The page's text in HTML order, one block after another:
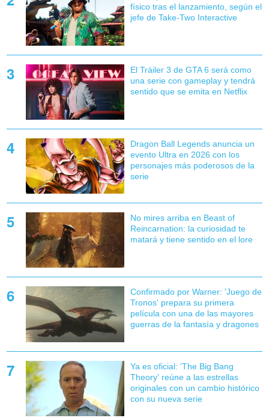
físico tras el lanzamiento, según el
jefe de Take-Two Interactive
El Tráiler 3 de GTA 6 será como
una serie con gameplay y tendrá
sentido que se emita en Netflix
Dragon Ball Legends anuncia un
evento Ultra en 2026 con los
personajes más poderosos de la
serie
No mires arriba en Beast of
Reincarnation: la curiosidad te
matará y tiene sentido en el lore
Confirmado por Warner: 'Juego de
Tronos' prepara su primera
película con una de las mayores
guerras de la fantasía y dragones
Ya es oficial: 'The Big Bang
Theory' reúne a las estrellas
originales con un cambio histórico
con su nueva serie